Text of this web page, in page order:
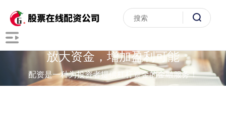
放大资金，增加盈利可能
配资是一种为投资者提供杠杆资金的金融服务！